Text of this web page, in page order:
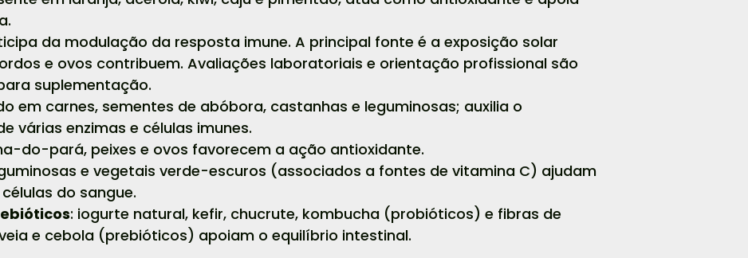
da modulação da resposta imune. A principal fonte é a exposição solar
e ovos contribuem. Avaliações laboratoriais e orientação profissional são
suplementação.
em carnes, sementes de abóbora, castanhas e leguminosas; auxilia o
várias enzimas e células imunes.
do-pará, peixes e ovos favorecem a ação antioxidante.
e vegetais verde-escuros (associados a fontes de vitamina C) ajudam
do sangue.
: iogurte natural, kefir, chucrute, kombucha (probióticos) e fibras de
e cebola (prebióticos) apoiam o equilíbrio intestinal.